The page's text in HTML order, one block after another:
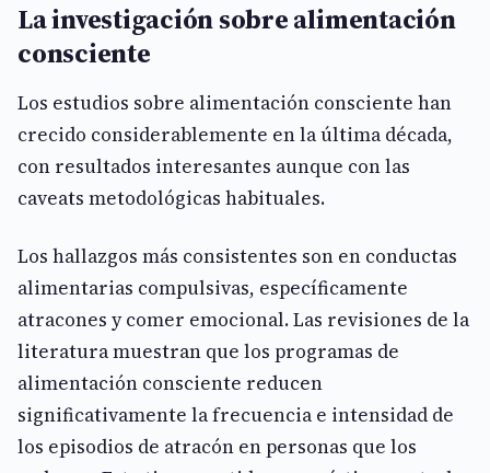
La investigación sobre alimentación
consciente
Los estudios sobre alimentación consciente han
crecido considerablemente en la última década,
con resultados interesantes aunque con las
caveats metodológicas habituales.
Los hallazgos más consistentes son en conductas
alimentarias compulsivas, específicamente
atracones y comer emocional. Las revisiones de la
literatura muestran que los programas de
alimentación consciente reducen
significativamente la frecuencia e intensidad de
los episodios de atracón en personas que los